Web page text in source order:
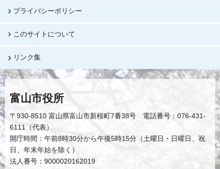
プライバシーポリシー
このサイトについて
リンク集
富山市役所
〒930-8510 富山県富山市新桜町7番38号 電話番号：076-431-
6111（代表）
開庁時間：午前8時30分から午後5時15分（土曜日・日曜日、祝
日、年末年始を除く）
法人番号：9000020162019